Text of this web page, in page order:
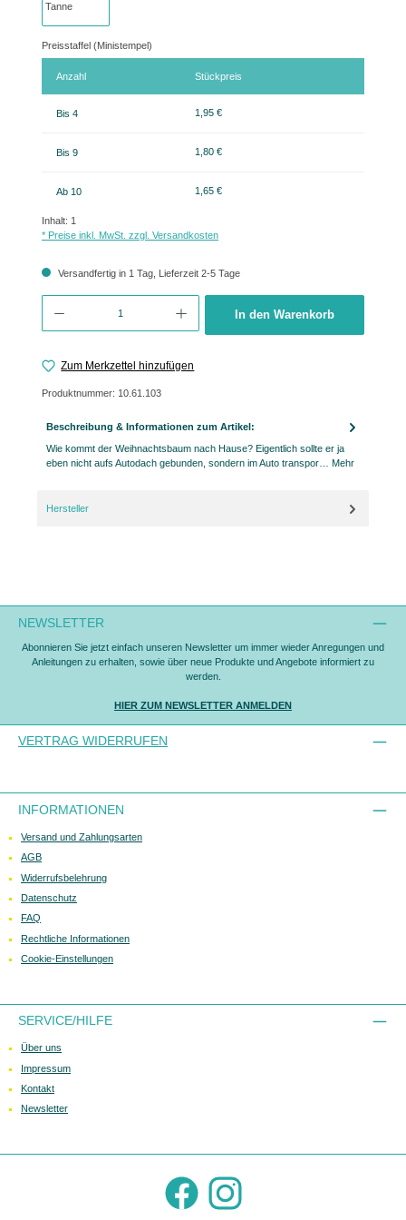
Preisstaffel (Ministempel)
Anzahl Stückpreis
Bis 4 1,95 €
Bis 9 1,80 €
Ab 10 1,65 €
Inhalt: 1
* Preise inkl. MwSt. zzgl. Versandkosten
Versandfertig in 1 Tag, Lieferzeit 2-5 Tage
In den Warenkorb
Zum Merkzettel hinzufügen
Produktnummer: 10.61.103
Beschreibung & Informationen zum Artikel:
Wie kommt der Weihnachtsbaum nach Hause? Eigentlich sollte er ja
eben nicht aufs Autodach gebunden, sondern im Auto transpor… Mehr
Hersteller
NEWSLETTER
Abonnieren Sie jetzt einfach unseren Newsletter um immer wieder Anregungen und
Anleitungen zu erhalten, sowie über neue Produkte und Angebote informiert zu
werden.
HIER ZUM NEWSLETTER ANMELDEN
VERTRAG WIDERRUFEN
INFORMATIONEN
Versand und Zahlungsarten
AGB
Widerrufsbelehrung
Datenschutz
FAQ
Rechtliche Informationen
Cookie-Einstellungen
SERVICE/HILFE
Über uns
Impressum
Kontakt
Newsletter
Facebook Instagram